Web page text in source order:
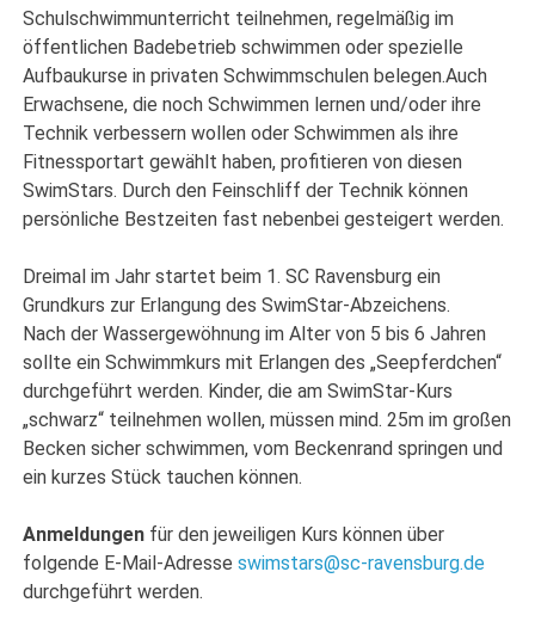
Schulschwimmunterricht teilnehmen, regelmäßig im
öffentlichen Badebetrieb schwimmen oder spezielle
Aufbaukurse in privaten Schwimmschulen belegen.Auch
Erwachsene, die noch Schwimmen lernen und/oder ihre
Technik verbessern wollen oder Schwimmen als ihre
Fitnessportart gewählt haben, profitieren von diesen
SwimStars. Durch den Feinschliff der Technik können
persönliche Bestzeiten fast nebenbei gesteigert werden.
Dreimal im Jahr startet beim 1. SC Ravensburg ein
Grundkurs zur Erlangung des SwimStar-Abzeichens.
Nach der Wassergewöhnung im Alter von 5 bis 6 Jahren
sollte ein Schwimmkurs mit Erlangen des „Seepferdchen“
durchgeführt werden. Kinder, die am SwimStar-Kurs
„schwarz“ teilnehmen wollen, müssen mind. 25m im großen
Becken sicher schwimmen, vom Beckenrand springen und
ein kurzes Stück tauchen können.
Anmeldungen für den jeweiligen Kurs können über
folgende E-Mail-Adresseswimstars@sc-ravensburg.de
durchgeführt werden.